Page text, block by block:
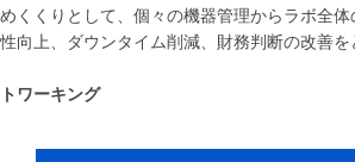
くくりとして、個々の機器管理からラボ全
向上、ダウンタイム削減、財務判断の改善
ワーキング​